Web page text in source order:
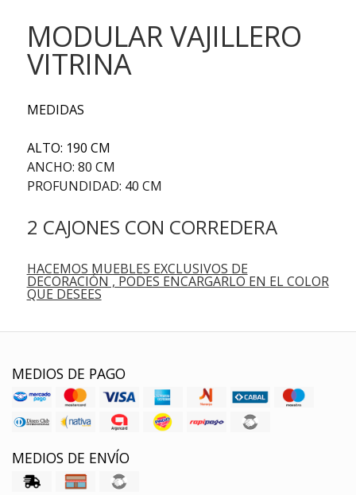
MODULAR VAJILLERO
VITRINA
MEDIDAS
ALTO: 190 CM
ANCHO: 80 CM
PROFUNDIDAD: 40 CM
2 CAJONES CON CORREDERA
HACEMOS MUEBLES EXCLUSIVOS DE
DECORACIÓN , PODES ENCARGARLO EN EL COLOR
QUE DESEES
MEDIOS DE PAGO
MEDIOS DE ENVÍO